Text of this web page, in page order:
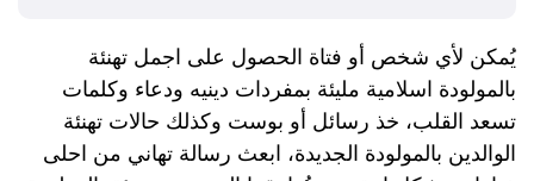
يُمكن لأي شخص أو فتاة الحصول على اجمل تهنئة
بالمولودة اسلامية مليئة بمفردات دينيه ودعاء وكلمات
تسعد القلب، خذ رسائل أو بوست وكذلك حالات تهنئة
الوالدين بالمولودة الجديدة، ابعث رسالة تهاني من احلى